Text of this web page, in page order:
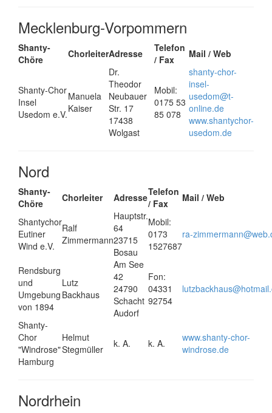
Mecklenburg-Vorpommern
Shanty-
Chöre
ChorleiterAdresse
Telefon
/ Fax
Mail / Web
Shanty-Chor
Insel
Usedom e.V.
Manuela
Kaiser
Dr.
Theodor
Neubauer
Str. 17
17438
Wolgast
Mobil:
0175 53
85 078
shanty-chor-
insel-
usedom@t-
online.de
www.shantychor-
usedom.de
Nord
Shanty-
Chöre
Chorleiter AdresseTelefon
/ Fax
Mail / Web
Shantychor
Eutiner
Wind e.V.
Ralf
Zimmermann
Hauptstr.
64
23715
Bosau
Mobil:
0173
1527687
ra-
Rendsburg
und
Umgebung
von 1894
Lutz
Backhaus
Am See
42
24790
Schacht
Audorf
Fon:
04331
92754
Shanty-
Chor
"Windrose"
Hamburg
Helmut
Stegmüller
k. A. k. A.
www.shanty-chor-
windrose.de
Nordrhein